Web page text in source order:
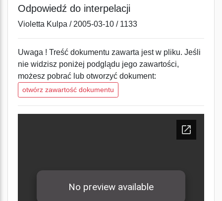
Odpowiedź do interpelacji
Violetta Kulpa / 2005-03-10 / 1133
Uwaga ! Treść dokumentu zawarta jest w pliku. Jeśli
nie widzisz poniżej podglądu jego zawartości,
możesz pobrać lub otworzyć dokument:
otwórz zawartość dokumentu